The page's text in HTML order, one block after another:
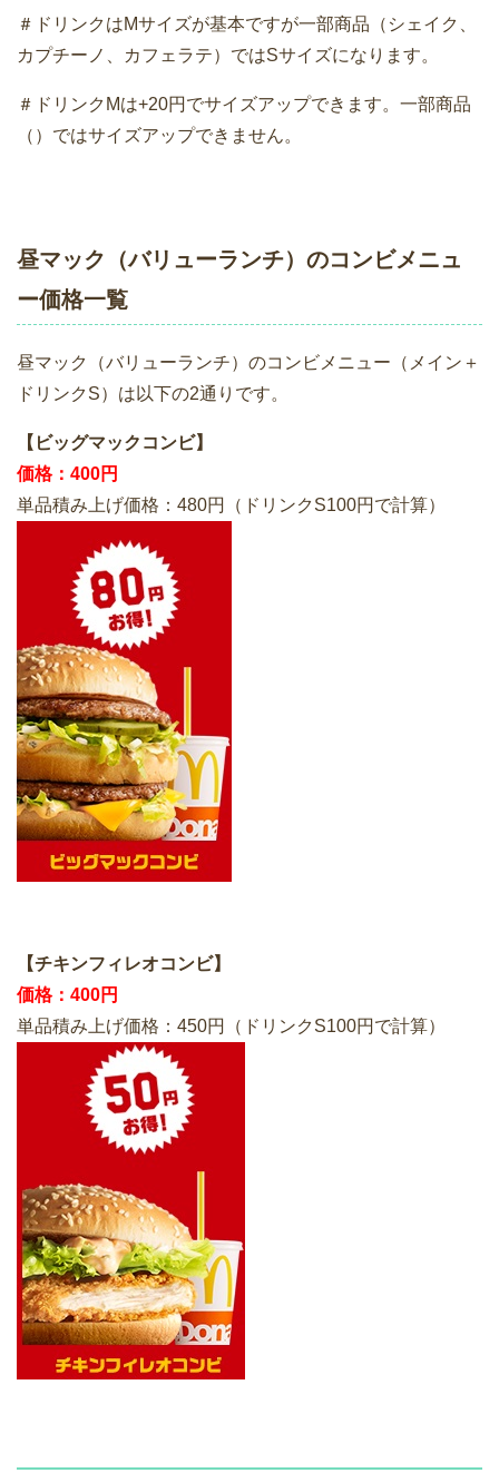
＃ドリンクはMサイズが基本ですが一部商品（シェイク、
カプチーノ、カフェラテ）ではSサイズになります。
＃ドリンクMは+20円でサイズアップできます。一部商品
（）ではサイズアップできません。
昼マック（バリューランチ）のコンビメニュ
ー価格一覧
昼マック（バリューランチ）のコンビメニュー（メイン＋
ドリンクS）は以下の2通りです。
【ビッグマックコンビ】
価格：400円
単品積み上げ価格：480円（ドリンクS100円で計算）
【チキンフィレオコンビ】
価格：400円
単品積み上げ価格：450円（ドリンクS100円で計算）